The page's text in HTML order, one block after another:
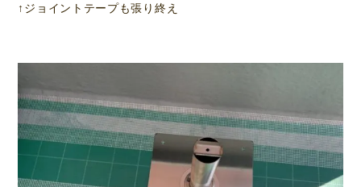
↑ジョイントテープも張り終え